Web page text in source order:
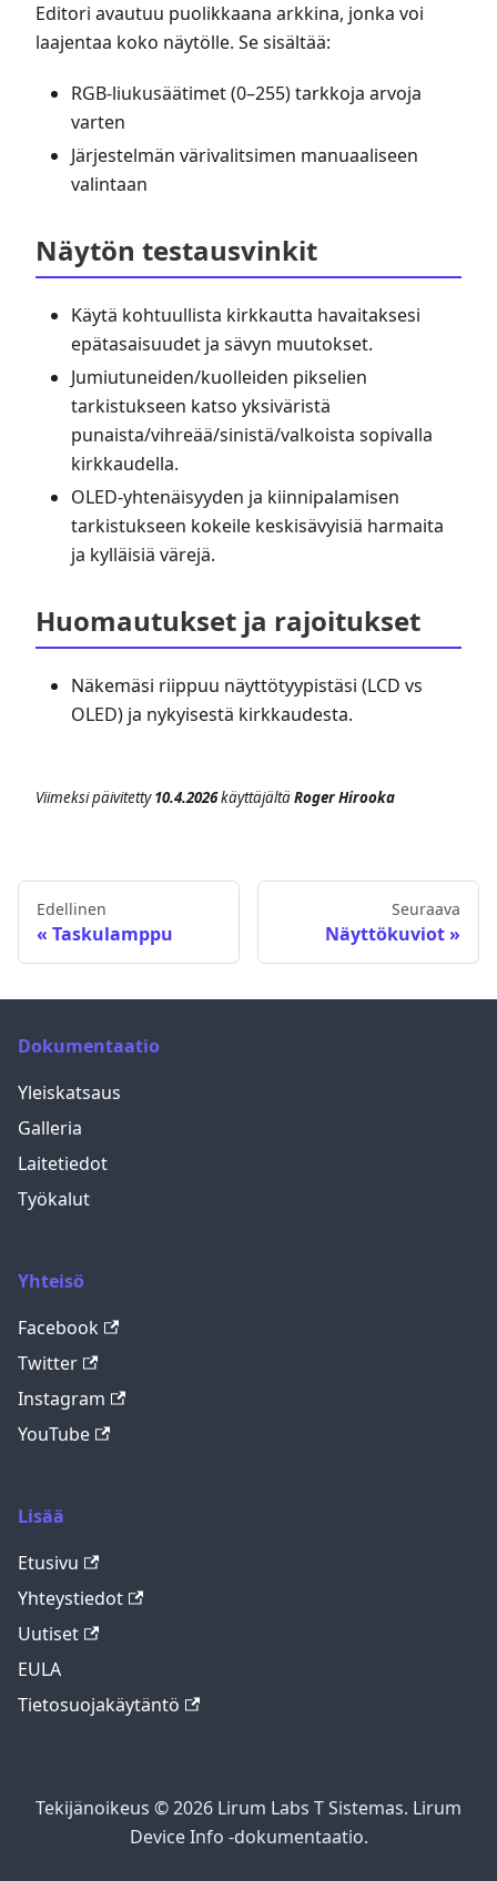
Editori avautuu puolikkaana arkkina, jonka voi
laajentaa koko näytölle. Se sisältää:
RGB-liukusäätimet (0–255) tarkkoja arvoja
varten
Järjestelmän värivalitsimen manuaaliseen
valintaan
Näytön testausvinkit
Käytä kohtuullista kirkkautta havaitaksesi
epätasaisuudet ja sävyn muutokset.
Jumiutuneiden/kuolleiden pikselien
tarkistukseen katso yksiväristä
punaista/vihreää/sinistä/valkoista sopivalla
kirkkaudella.
OLED-yhtenäisyyden ja kiinnipalamisen
tarkistukseen kokeile keskisävyisiä harmaita
ja kylläisiä värejä.
Huomautukset ja rajoitukset
Näkemäsi riippuu näyttötyypistäsi (LCD vs
OLED) ja nykyisestä kirkkaudesta.
Viimeksi päivitetty 10.4.2026käyttäjältäRoger Hirooka
Edellinen
Taskulamppu
Seuraava
Näyttökuviot
Dokumentaatio
Yleiskatsaus
Galleria
Laitetiedot
Työkalut
Yhteisö
Facebook
Twitter
Instagram
YouTube
Lisää
Etusivu
Yhteystiedot
Uutiset
EULA
Tietosuojakäytäntö
Tekijänoikeus © 2026 Lirum Labs T Sistemas. Lirum
Device Info -dokumentaatio.